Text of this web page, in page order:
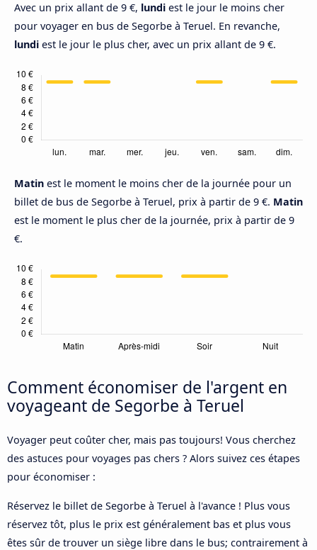
Avec un prix allant de 9 €, lundi est le jour le moins cher
pour voyager en bus de Segorbe à Teruel. En revanche,
lundi est le jour le plus cher, avec un prix allant de 9 €.
Matin est le moment le moins cher de la journée pour un
billet de bus de Segorbe à Teruel, prix à partir de 9 €. Matin
est le moment le plus cher de la journée, prix à partir de 9
€.
Comment économiser de l'argent en
voyageant de Segorbe à Teruel
Voyager peut coûter cher, mais pas toujours! Vous cherchez
des astuces pour voyages pas chers ? Alors suivez ces étapes
pour économiser :
Réservez le billet de Segorbe à Teruel à l'avance ! Plus vous
réservez tôt, plus le prix est généralement bas et plus vous
êtes sûr de trouver un siège libre dans le bus; contrairement à